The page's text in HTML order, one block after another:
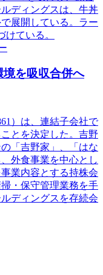
ディングスは、牛丼
展開している。ラー
けている。
を吸収合併へ
）は、連結子会社で
とを決定した。吉野
「吉野家」、「はな
外食事業を中心とし
業内容とする持株会
・保守管理業務を手
ディングスを存続会